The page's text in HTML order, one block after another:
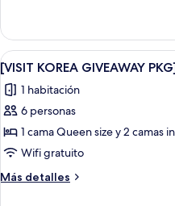
Room
K-
souvenirs
KOREA
GIVEAWAY
PKG]
Superior
Twin
Room
K-
souvenirs
Abrir
todas
las
fotos
de
[VISIT
KOREA
GIVEAWAY
15
[VISIT KOREA GIVEAWAY
1 habitación
6 personas
1 cama Queen size y 2 camas
Wifi gratuito
Más detalles
Más